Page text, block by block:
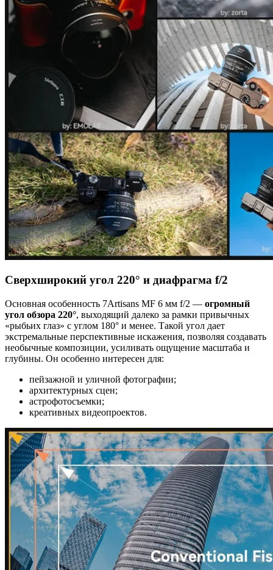
Сверхширокий угол 220° и диафрагма f/2
Основная особенность 7Artisans MF 6 мм f/2 — огромный
угол обзора 220°, выходящий далеко за рамки привычных
«рыбьих глаз» с углом 180° и менее. Такой угол дает
экстремальные перспективные искажения, позволяя создавать
необычные композиции, усиливать ощущение масштаба и
глубины. Он особенно интересен для:
пейзажной и уличной фотографии;
архитектурных сцен;
астрофотосъемки;
креативных видеопроектов.